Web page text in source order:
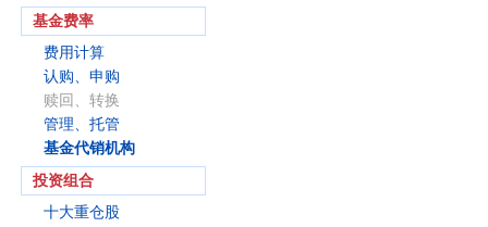
基金费率
费用计算
认购、申购
赎回、转换
管理、托管
基金代销机构
投资组合
十大重仓股